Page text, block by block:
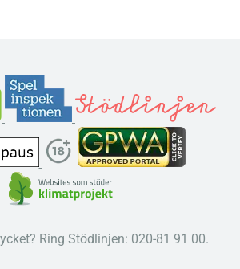
Ring Stödlinjen: 020-81 91 00.